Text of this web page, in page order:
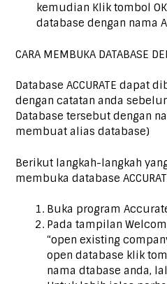
kemudian Klik tombol
database dengan nama
CARA MEMBUKA DATABASE
Database ACCURATE dapat
dengan catatan anda
Database tersebut dengan
membuat alias database)
Berikut langkah-langkah
membuka database
Buka program
Pada tampilan
“open existing
open database klik
nama dtabase anda,